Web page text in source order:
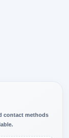
contact methods